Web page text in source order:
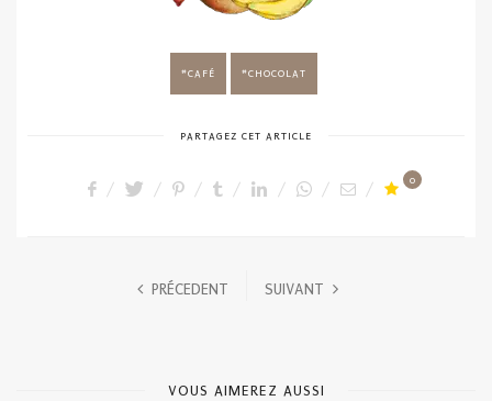
CAFÉ CHOCOLAT
PARTAGEZ CET ARTICLE
0
PRÉCEDENT SUIVANT
VOUS AIMEREZ AUSSI